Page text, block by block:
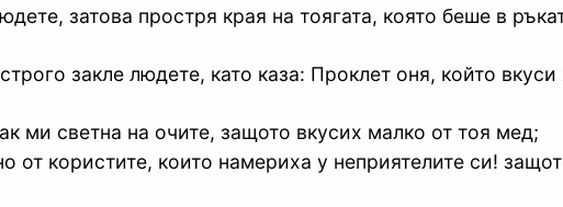
затова простря края на тоягата, която беше в
закле людете, като каза: Проклет оня, който
ми светна на очите, защото вкусих малко от тоя мед;
от користите, които намериха у неприятелите си!